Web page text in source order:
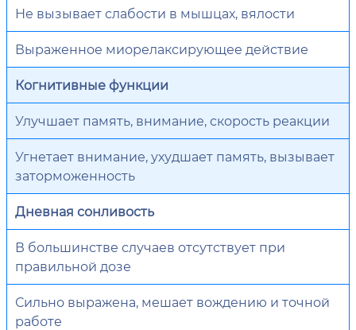
Не вызывает слабости в мышцах, вялости
Выраженное миорелаксирующее действие
Когнитивные функции
Улучшает память, внимание, скорость реакции
Угнетает внимание, ухудшает память, вызывает
заторможенность
Дневная сонливость
В большинстве случаев отсутствует при
правильной дозе
Сильно выражена, мешает вождению и точной
работе